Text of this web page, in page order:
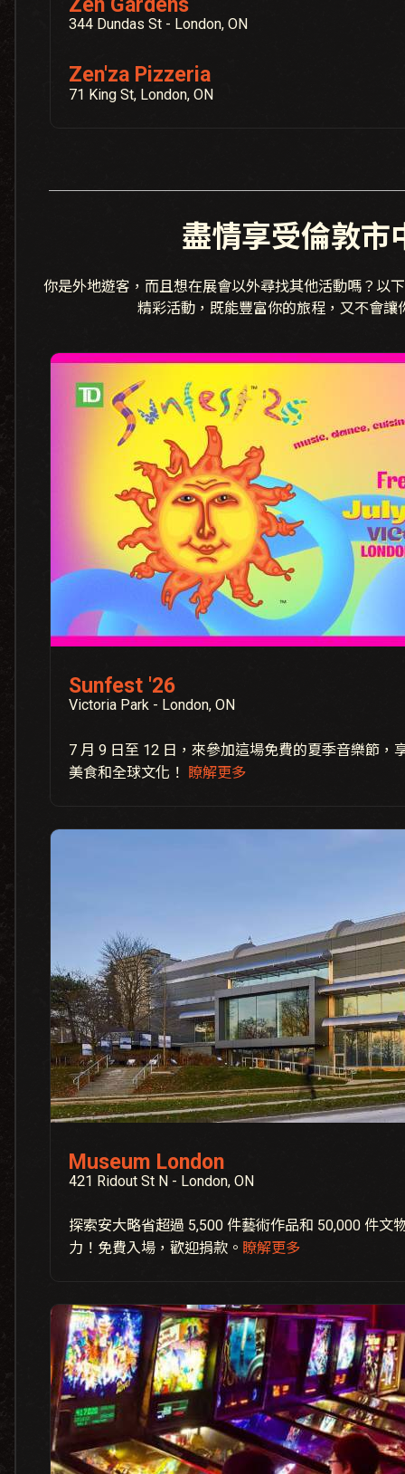
Zen Gardens
344 Dundas St - London, ON
Zen'za Pizzeria
71 King St, London, ON
盡情享受倫敦市
你是外地遊客，而且想在展會以外尋找其他活動嗎？以
精彩活動，既能豐富你的旅程，又不會讓
Sunfest '26
Victoria Park - London, ON
7 月 9 日至 12 日，來參加這場免費的夏季音樂節，
美食和全球文化！ 瞭解更多
Museum London
421 Ridout St N - London, ON
探索安大略省超過 5,500 件藝術作品和 50,000 件文
力！免費入場，歡迎捐款。 瞭解更多